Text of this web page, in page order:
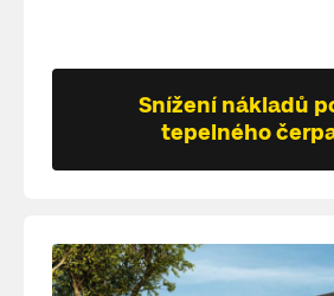
Snížení nákladů
tepelného